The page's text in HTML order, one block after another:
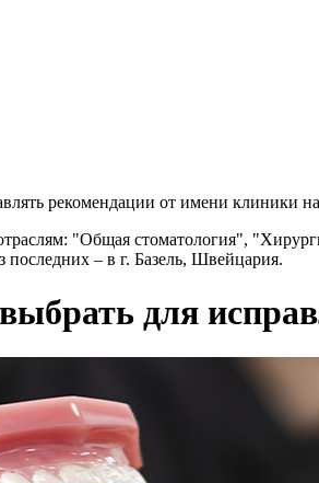
рекомендации от имени клиники
"Общая стоматология",
– в г. Базель, Швейцария.
для